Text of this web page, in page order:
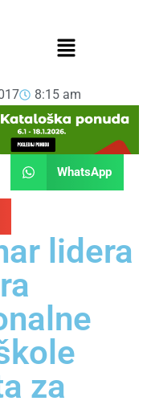
8:15 am
WhatsApp
lidera
za